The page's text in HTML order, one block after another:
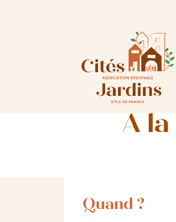
A
Quand ?